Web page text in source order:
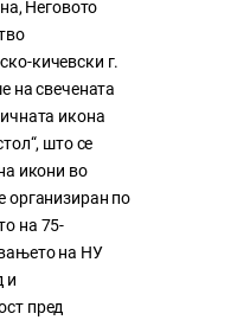
Неговото
кичевски г.
на свечената
икона
што се
икони во
организиран по
на 75-
на НУ
и
пред